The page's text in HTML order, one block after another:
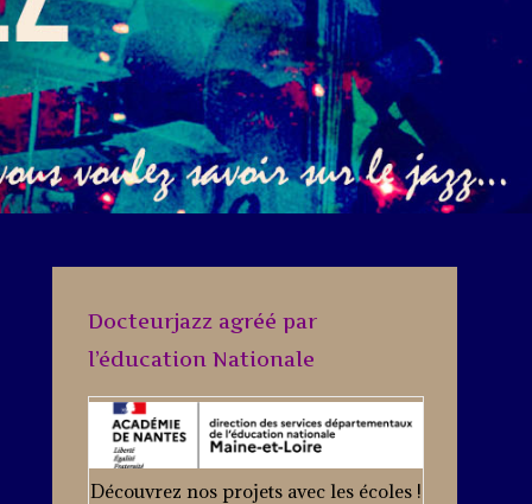
Docteurjazz agréé par
l’éducation Nationale
Découvrez nos projets avec les écoles !